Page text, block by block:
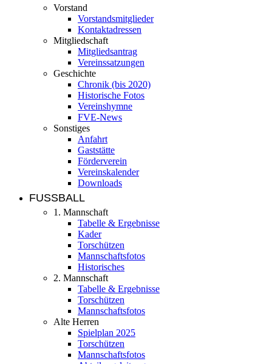
Vorstand
Vorstandsmitglieder
Kontaktadressen
Mitgliedschaft
Mitgliedsantrag
Vereinssatzungen
Geschichte
Chronik (bis 2020)
Historische Fotos
Vereinshymne
FVE-News
Sonstiges
Anfahrt
Gaststätte
Förderverein
Vereinskalender
Downloads
FUSSBALL
1. Mannschaft
Tabelle & Ergebnisse
Kader
Torschützen
Mannschaftsfotos
Historisches
2. Mannschaft
Tabelle & Ergebnisse
Torschützen
Mannschaftsfotos
Alte Herren
Spielplan 2025
Torschützen
Mannschaftsfotos